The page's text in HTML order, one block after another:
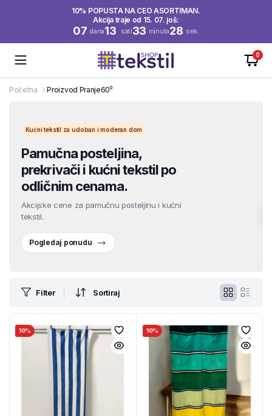
10% POPUSTA NA CEO ASORTIMAN.
Akcija traje od 15. 07. još:
07 dana13 sati33 minuta27 sek.
0
Početna Proizvod Pranje60⁰
Kućni tekstil za udoban i moderan dom
Pamučna posteljina,
prekrivači i kućni tekstil po
odličnim cenama.
Akcijske cene za pamučnu posteljinu i kućni
tekstil.
Pogledaj ponudu
Filter Sortiraj
10% 10%